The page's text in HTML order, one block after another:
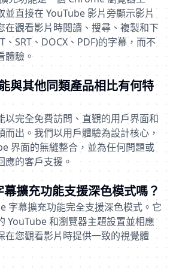
並直接在 YouTube 影片旁顯示影片
在觀看影片時閱讀、搜尋、複製和下
、SRT、DOCX、PDF)的字幕，而不
體驗。
與其他同類產品相比有何特
以完全免費訪問、直觀的用戶界面和
而出。我們以用戶體驗為設計核心，
界面的無縫整合，並為任何問題或
應的客戶支援。
擴充功能支援深色模式嗎？
字幕擴充功能完全支援深色模式。它
YouTube 和瀏覽器主題設置並相應
在您觀看影片時提供一致的視覺體